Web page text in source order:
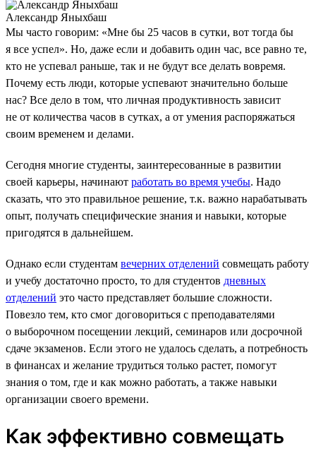
Александр Яныхбаш
Мы часто говорим: «Мне бы 25 часов в сутки, вот тогда бы
я все успел». Но, даже если и добавить один час, все равно те,
кто не успевал раньше, так и не будут все делать вовремя.
Почему есть люди, которые успевают значительно больше
нас? Все дело в том, что личная продуктивность зависит
не от количества часов в сутках, а от умения распоряжаться
своим временем и делами.
Сегодня многие студенты, заинтересованные в развитии
своей карьеры, начинают работать во время учебы. Надо
сказать, что это правильное решение, т.к. важно нарабатывать
опыт, получать специфические знания и навыки, которые
пригодятся в дальнейшем.
Однако если студентам вечерних отделений совмещать работу
и учебу достаточно просто, то для студентов дневных
отделений это часто представляет большие сложности.
Повезло тем, кто смог договориться с преподавателями
о выборочном посещении лекций, семинаров или досрочной
сдаче экзаменов. Если этого не удалось сделать, а потребность
в финансах и желание трудиться только растет, помогут
знания о том, где и как можно работать, а также навыки
организации своего времени.
Как эффективно совмещать